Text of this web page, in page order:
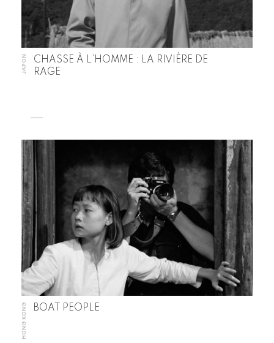
JAPON
CHASSE À L’HOMME : LA RIVIÈRE DE
RAGE
HONG KONG BOAT PEOPLE